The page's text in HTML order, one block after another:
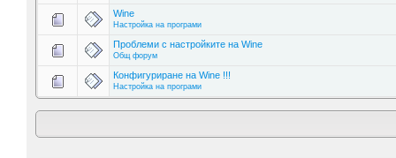
Wine
Настройка на програми
Проблеми с настройките на Wine
Общ форум
Конфигуриране на Wine !!!
Настройка на програми